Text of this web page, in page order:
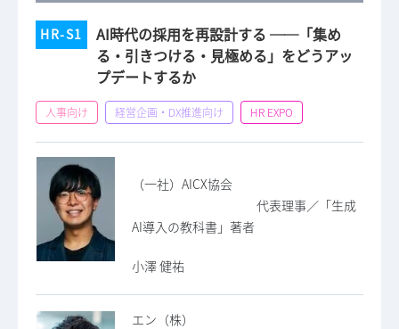
HR-S1
AI時代の採用を再設計する ──「集め
る・引きつける・見極める」をどうアッ
プデートするか
人事向け 経営企画・DX推進向け HR EXPO
（一社）AICX協会
代表理事／「生成
AI導入の教科書」著者
小澤 健祐
エン（株）